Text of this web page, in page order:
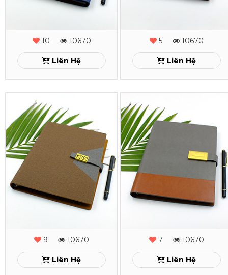
MS
05
Xem
10 10670
Liên Hệ
MS
04
Xem
5 10670
Liên Hệ
Da
Lăn
Sơn
Cạnh
Gấp
Phụ
9 10670
Liên Hệ
Sổ
Da
Lăn
Sơn
Cạnh
Gấp
Phụ
7 10670
Liên Hệ